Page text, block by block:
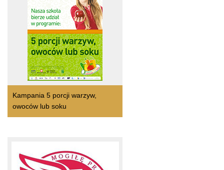
Kampania 5 porcji warzyw,
owoców lub soku